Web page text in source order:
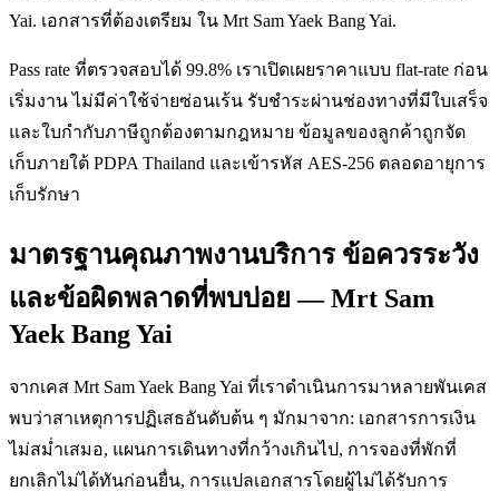
Yai. เอกสารที่ต้องเตรียม ใน Mrt Sam Yaek Bang Yai.
Pass rate ที่ตรวจสอบได้ 99.8% เราเปิดเผยราคาแบบ flat-rate ก่อน
เริ่มงาน ไม่มีค่าใช้จ่ายซ่อนเร้น รับชำระผ่านช่องทางที่มีใบเสร็จ
และใบกำกับภาษีถูกต้องตามกฎหมาย ข้อมูลของลูกค้าถูกจัด
เก็บภายใต้ PDPA Thailand และเข้ารหัส AES-256 ตลอดอายุการ
เก็บรักษา
มาตรฐานคุณภาพงานบริการ ข้อควรระวัง
และข้อผิดพลาดที่พบบ่อย — Mrt Sam
Yaek Bang Yai
จากเคส Mrt Sam Yaek Bang Yai ที่เราดำเนินการมาหลายพันเคส
พบว่าสาเหตุการปฏิเสธอันดับต้น ๆ มักมาจาก: เอกสารการเงิน
ไม่สม่ำเสมอ, แผนการเดินทางที่กว้างเกินไป, การจองที่พักที่
ยกเลิกไม่ได้ทันก่อนยื่น, การแปลเอกสารโดยผู้ไม่ได้รับการ